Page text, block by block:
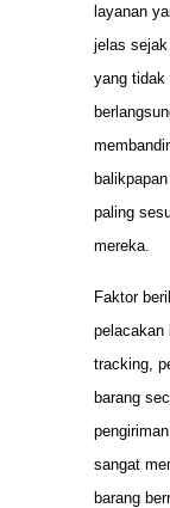
layanan
jelas
yang tidak
paling
mereka.
Faktor
pelacakan
tracking,
barang
sangat
barang